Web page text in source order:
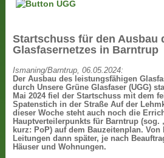
Startschuss für den Ausbau
Glasfasernetzes in Barntrup
Ismaning/Barntrup, 06.05.2024:
Der Ausbau des leistungsfähigen
durch Unsere Grüne Glasfaser (UGG)
Mai 2024 fiel der Startschuss mit dem
Spatenstich in der Straße Auf der
dieser Woche steht auch noch die
Hauptverteilerpunkts für Barntrup (sog.
kurz: PoP) auf dem Bauzeitenplan.
Leitungen dann später, je nach
Häuser und Wohnungen.